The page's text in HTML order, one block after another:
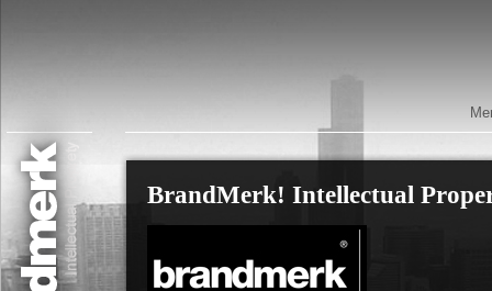
BrandMerk! Intellectual